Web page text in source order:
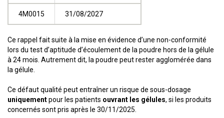
4M0015 31/08/2027
Ce rappel fait suite à la mise en évidence d’une non-conformité
lors du test d’aptitude d’écoulement de la poudre hors de la gélule
à 24 mois. Autrement dit, la poudre peut rester agglomérée dans
la gélule.
Ce défaut qualité peut entraîner un risque de sous-dosage
uniquementpour les patients ouvrant les gélules, si les produits
concernés sont pris après le 30/11/2025.